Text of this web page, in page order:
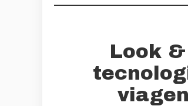
Look